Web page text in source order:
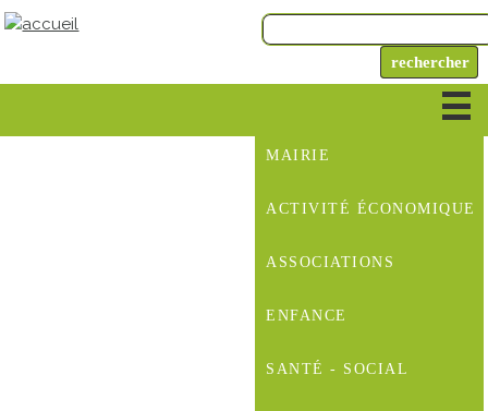
MAIRIE
ACTIVITÉ ÉCONOMIQUE
ASSOCIATIONS
ENFANCE
SANTÉ - SOCIAL